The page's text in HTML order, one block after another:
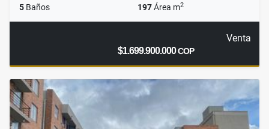
5 Baños 197Área m2
Venta
$1.699.900.000COP